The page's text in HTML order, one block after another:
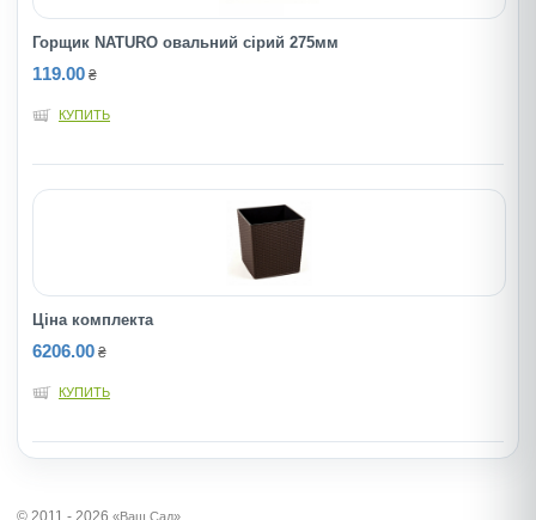
Горщик NATURO овальний сірий 275мм
119.00 ₴
КУПИТЬ
Ціна комплекта
6206.00 ₴
КУПИТЬ
© 2011 - 2026 «Ваш Сад»